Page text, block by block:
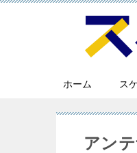
ホーム ス
アン